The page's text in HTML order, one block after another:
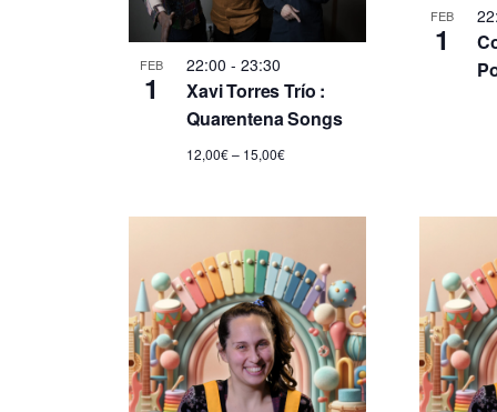
c
n
d
e
p
a
a
v
e
.
c
n
a
h
a
.
FEB
1
22:00 - 23:30
Xavi Torres Trío :
Quarentena Songs
12,00€ – 15,00€
FEB
1